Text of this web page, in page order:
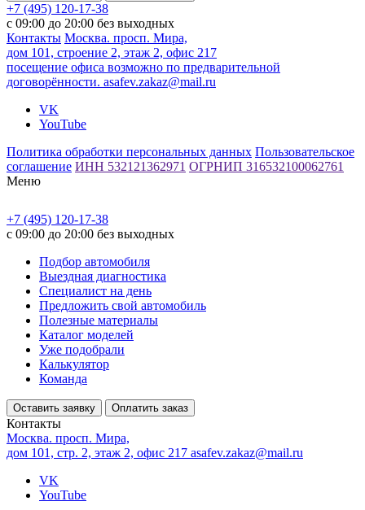
+7 (495) 120-17-38
с 09:00 до 20:00 без выходных
Контакты Москва. просп. Мира,
дом 101, строение 2, этаж 2, офис 217
посещение офиса возможно по предварительной
договорённости. asafev.zakaz@mail.ru
VK
YouTube
Политика обработки персональных данных Пользовательское
соглашение ИНН 532121362971 ОГРНИП 316532100062761
Меню
+7 (495) 120-17-38
с 09:00 до 20:00 без выходных
Подбор автомобиля
Выездная диагностика
Специалист на день
Предложить свой автомобиль
Полезные материалы
Каталог моделей
Уже подобрали
Калькулятор
Команда
Оставить заявку Оплатить заказ
Контакты
Москва. просп. Мира,
дом 101, стр. 2, этаж 2, офис 217 asafev.zakaz@mail.ru
VK
YouTube